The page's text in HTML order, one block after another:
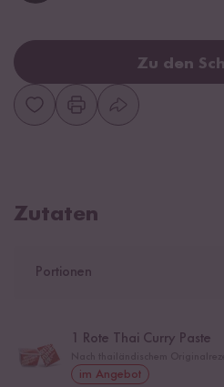
Zu den
Zutaten
Portionen
Rote Thai Curry Paste
im Angebot